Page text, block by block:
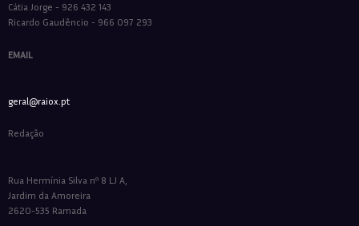
Cátia Jorge - 926 432 143
Ricardo Gaudêncio - 966 097 293
EMAIL
geral@raiox.pt
Redação
Rua Hermínia Silva nº 8 LJ A,
Jardim da Amoreira
2620-535 Ramada